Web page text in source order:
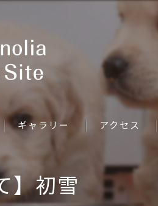
ギャラリー アクセス
】初雪